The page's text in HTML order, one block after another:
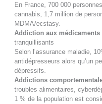
En France, 700 000
cannabis, 1,7 million de
MDMA/ecstasy.
Addiction aux médicaments
tranquillisants
Selon l’assurance maladie,
antidépresseurs alors qu’un
dépressifs.
Addictions
troubles alimentaires,
1 % de la population est